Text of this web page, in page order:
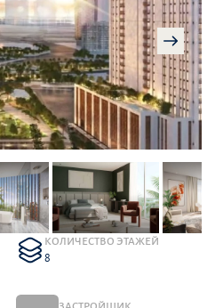
КОЛИЧЕСТВО ЭТАЖЕЙ
8